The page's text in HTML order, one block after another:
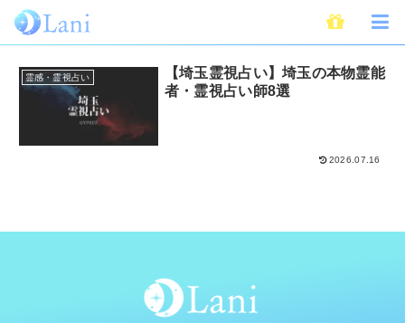
霊視占い
霊感・霊視占い
【埼玉霊視占い】埼玉の本物霊能
者・霊視占い師8選
2026.07.16